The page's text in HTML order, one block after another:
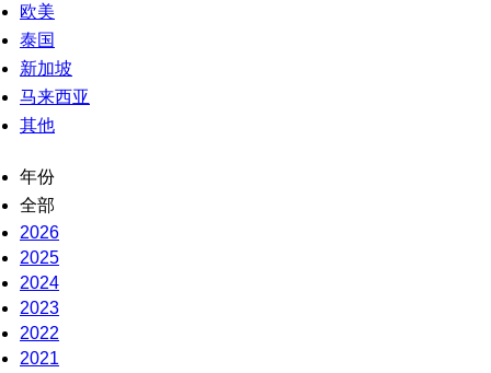
欧美
泰国
新加坡
马来西亚
其他
年份
全部
2026
2025
2024
2023
2022
2021